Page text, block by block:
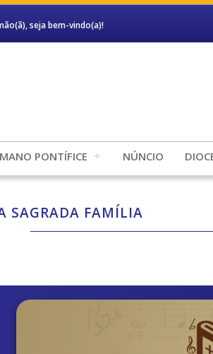
seja bem-vindo(a)!
PONTÍFICE NÚNCIO
SAGRADA FAMÍLIA